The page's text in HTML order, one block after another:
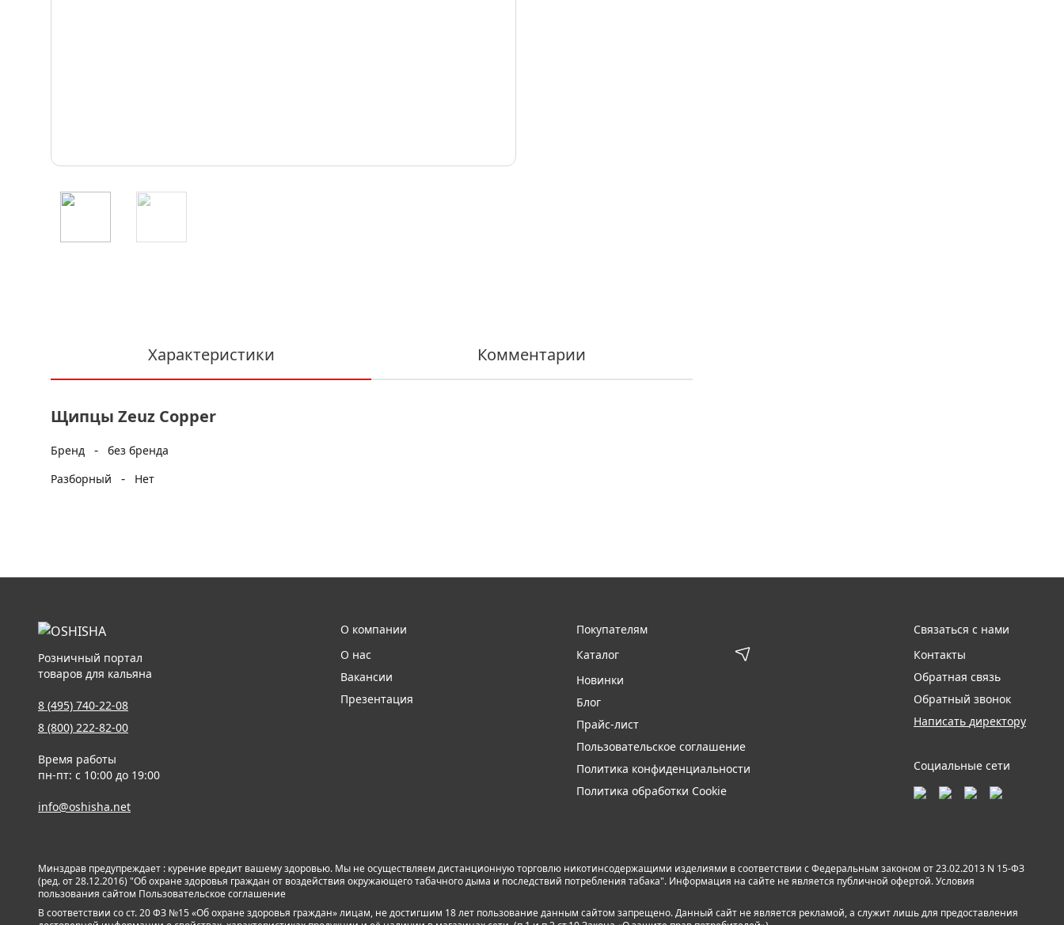
Характеристики Комментарии
Щипцы Zeuz Copper
Бренд - без бренда
Разборный
- Нет
Розничный портал
товаров для кальяна
8 (495) 740-22-08
8 (800) 222-82-00
Время работы
пн-пт: с 10:00 до 19:00
info@oshisha.net
О компании
О нас
Вакансии
Презентация
Покупателям
Каталог
Новинки
Блог
Прайс-лист
Пользовательское соглашение
Политика конфиденциальности
Политика обработки Cookie
Связаться с нами
Контакты
Обратная связь
Обратный звонок
Написать директору
Социальные сети
Минздрав предупреждает : курение вредит вашему здоровью. Мы не осуществляем дистанционную торговлю никотинсодержащими изделиями в соответствии с Федеральным законом от 23.02.2013 N 15-ФЗ
(ред. от 28.12.2016) "Об охране здоровья граждан от воздействия окружающего табачного дыма и последствий потребления табака". Информация на сайте не является публичной офертой. Условия
пользования сайтом Пользовательское соглашение
В соответствии со ст. 20 ФЗ №15 «Об охране здоровья граждан» лицам, не достигшим 18 лет пользование данным сайтом запрещено. Данный сайт не является рекламой, а служит лишь для предоставления